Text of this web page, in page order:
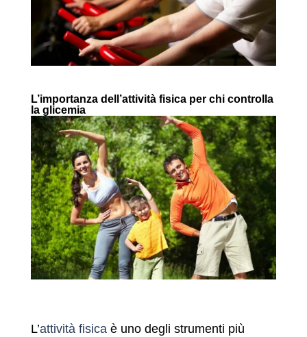
L’importanza dell’attività fisica per chi controlla
la glicemia
L’attività fisicaè uno degli strumenti più